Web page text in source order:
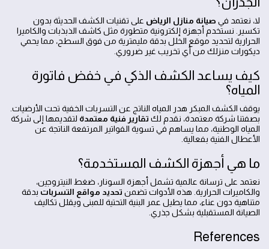
لا، نعتمد في صيانة منازل الرياض على تقنيات الكشف الحديثة بدون
تكسير. نستخدم أجهزة إلكترونية متطورة مثل كاشف الذبذبات والكاميرا
الحرارية لتحديد موقع الخلل بدقة مليمترية من فوق السطح، مما يحمي
ديكورات منزلك من أي تخريب غير ضروري.
كيف يساعد الكشف الذكي في خفض فاتورة
المياه؟
يوقف الكشف المبكر هدر المياه الناتج عن التسربات الخفية تحت الأرضيات.
بصفتنا شركة معتمدة، نقدم لك تقارير فنية معتمدة لتقديمها إلى شركة
المياه الوطنية، مما يساهم في تسوية الفواتير المرتفعة الناتجة عن
الأعطال الفنية بفعالية.
ما هي أجهزة الكشف المستخدمة؟
نعتمد على ترسانة عالمية تشمل أجهزة السونار، ضغط النيتروجين،
والكاميرات الحرارية. هذه الأدوات تضمن تحديد مواقع التسربات بدقة
متناهية دون عناء، مما يطيل عمر البنية التحتية للمبنى ويقلل تكاليف
الصيانة المستقبلية بشكل جذري.
References